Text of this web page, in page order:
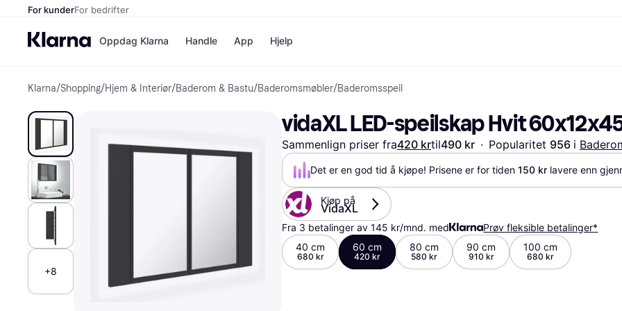
For kunderFor bedrifter
Oppdag Klarna
Betalingsmetoder
Betal nå
Betal i 3 deler
Betal innen 30 dager
Finansiering
Shopping og belønninger
Utforsk butikker
Medlemskap
Inviter en venn
Klarna Saldo
Handle
Butikker
Booking.com
Farmasiet
kicks.no
Norwegian
Butikkoversikt
Handle og sammenlign priser
Skjønnhet & Helse
Klær & Accessories
Leker & Hobby
Lyd & Bilde
Sport & Fritid
Data
Bygg & Oppussing
Mobil & Wearables
Barn & Familie
Kjøretøy & Mobilitet
Kjøkkenapparater
Hvitevarer
App Hjelp
Klarna/Shopping/Hjem & Interiør/Baderom & Bastu/Baderomsmøbler/Baderomsspeil
+8
vidaXL LED-speilskap Hvit
Sammenlign priser fra420 krtil490 kr · Popularitet 956 i
Det er en god tid å kjøpe! Prisene er for tiden 150 kr lavere enn
Kjøp på
VidaXL
Fra 3 betalinger av 145 kr/mnd. med
Prøv fleksible betalinger*
40 cm
680 kr
60 cm
420 kr
80 cm
580 kr
90 cm
910 kr
100 cm
680 kr